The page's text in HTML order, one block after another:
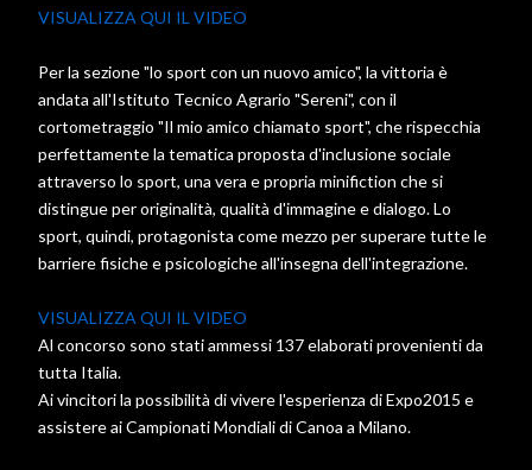
VISUALIZZA QUI IL VIDEO
Per la sezione "lo sport con un nuovo amico", la vittoria è
andata all'Istituto Tecnico Agrario "Sereni", con il
cortometraggio "Il mio amico chiamato sport", che rispecchia
perfettamente la tematica proposta d'inclusione sociale
attraverso lo sport, una vera e propria minifiction che si
distingue per originalità, qualità d'immagine e dialogo. Lo
sport, quindi, protagonista come mezzo per superare tutte le
barriere fisiche e psicologiche all'insegna dell'integrazione.
VISUALIZZA QUI IL VIDEO
Al concorso sono stati ammessi 137 elaborati provenienti da
tutta Italia.
Ai vincitori la possibilità di vivere l'esperienza di Expo2015 e
assistere ai Campionati Mondiali di Canoa a Milano.